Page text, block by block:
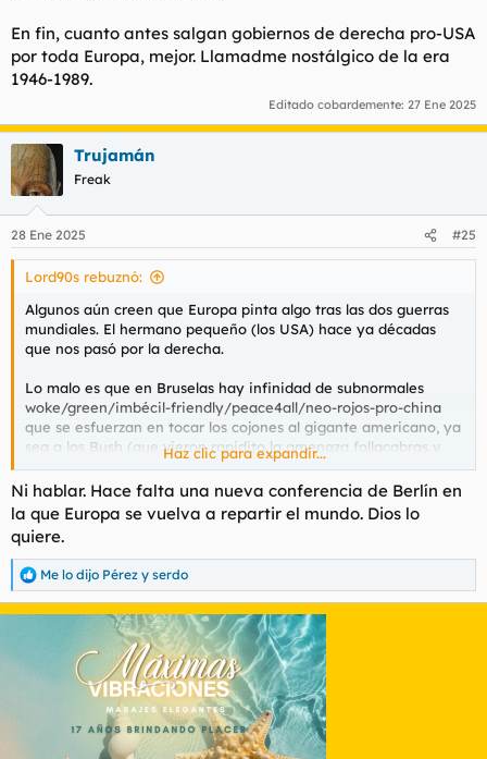
En fin, cuanto antes salgan gobiernos de derecha pro-USA
por toda Europa, mejor. Llamadme nostálgico de la era
1946-1989.
Editado cobardemente: 27 Ene 2025
Trujamán
Freak
28 Ene 2025 #25
Lord90s rebuznó:
Algunos aún creen que Europa pinta algo tras las dos guerras
mundiales. El hermano pequeño (los USA) hace ya décadas
que nos pasó por la derecha.
Lo malo es que en Bruselas hay infinidad de subnormales
woke/green/imbécil-friendly/peace4all/neo-rojos-pro-china
que se esfuerzan en tocar los cojones al gigante americano, ya
sea a los Bush (que vieron rapidito la amenaza follacabras y
sacaron el mandoble) o Trump (que sabe que los chinos son
unos cabrones a los que no hay que pasar ni una, y los latinos
unos memos con un complejo de inferioridad galopante que no
saben de donde vienen ni adonde van-sólo hay que ver Brazil,
en los BRICS, los muy cerdos).
En fin, cuanto antes salgan gobiernos de derecha pro-USA por
toda Europa, mejor. Llamadme nostálgico de la era 1946-1989.
Haz clic para expandir...
Ni hablar. Hace falta una nueva conferencia de Berlín en
la que Europa se vuelva a repartir el mundo. Dios lo
quiere.
R
e
a
Me lo dijo Pérez y serdo